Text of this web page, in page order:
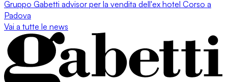
Gruppo Gabetti advisor per la vendita dell'ex hotel Corso a
Padova
Vai a tutte le news